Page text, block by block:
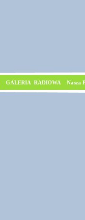
GALERIA RADIOWA Nasza